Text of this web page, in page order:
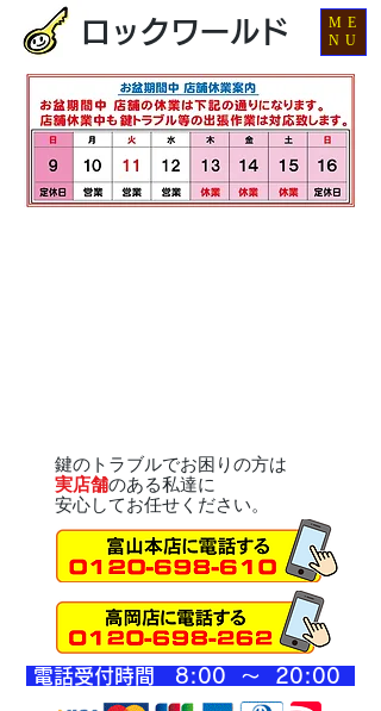
ロックワールド
鍵のトラブルでお困りの方は
実店舗のある私達に
安心してお任せください。
​電話受付時間 8:00 ～ 20:00
ME
NU